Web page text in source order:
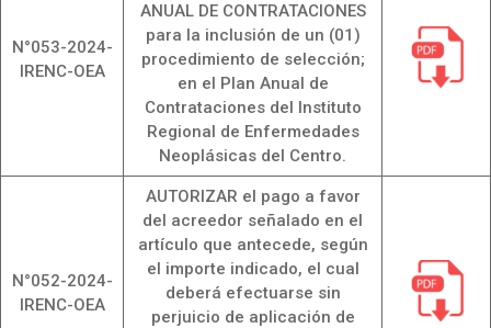
N°053-2024-
IRENC-OEA
ANUAL DE CONTRATACIONES
para la inclusión de un (01)
procedimiento de selección;
en el Plan Anual de
Contrataciones del Instituto
Regional de Enfermedades
Neoplásicas del Centro.
N°052-2024-
IRENC-OEA
AUTORIZAR el pago a favor
del acreedor señalado en el
artículo que antecede, según
el importe indicado, el cual
deberá efectuarse sin
perjuicio de aplicación de